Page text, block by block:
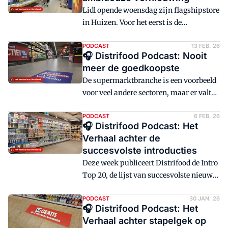
een torenhoge promodruk.
Lidl opende woensdag zijn flagshipstore
in Huizen. Voor het eerst is de
Nederland, vol met innovaties.
PODCAST 13 FEB. 26
🎧 Distrifood Podcast: Nooit
meer de goedkoopste
De supermarktbranche is een voorbeeld
voor veel andere sectoren, maar er valt
Consumentenbond deze week in gesprek
met Distrifood.
PODCAST 6 FEB. 26
🎧 Distrifood Podcast: Het
Verhaal achter de
succesvolste introducties
Deze week publiceert Distrifood de Intro
Top 20, de lijst van succesvolste nieuwe
FrieslandCampina is de grote winnaar
door in te spelen op de proteïnehype. Die
eiwittrend is sowieso een belangrijke
PODCAST 30 JAN. 26
🎧 Distrifood Podcast: Het
Verhaal achter stapelgek op